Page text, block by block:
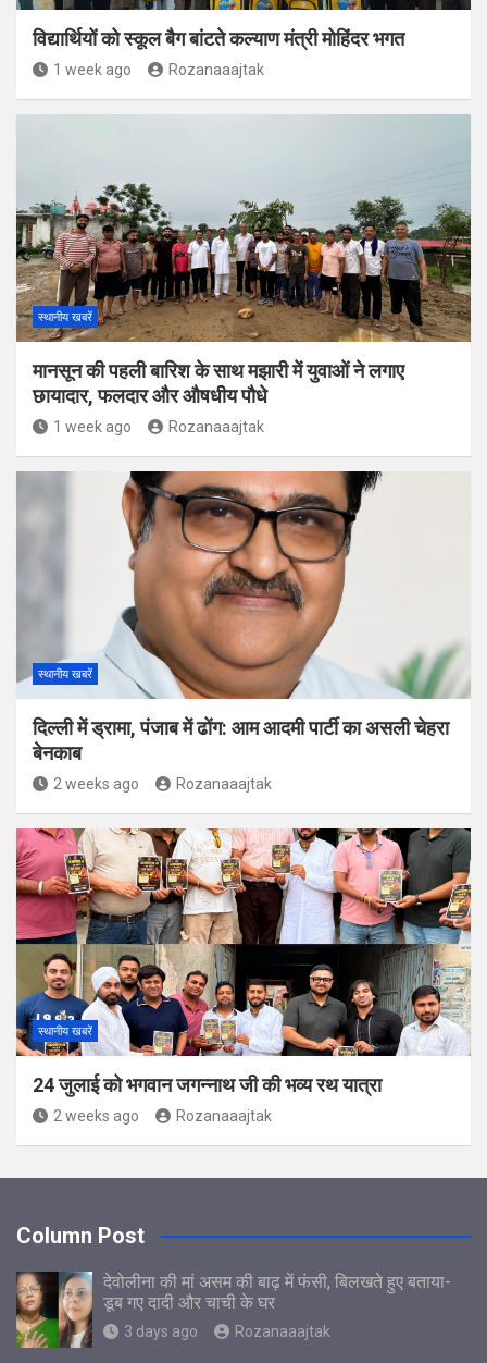
विद्यार्थियों को स्कूल बैग बांटते कल्याण मंत्री मोहिंदर भगत
1 week ago Rozanaaajtak
स्थानीय खबरें
मानसून की पहली बारिश के साथ मझारी में युवाओं ने लगाए
छायादार, फलदार और औषधीय पौधे
1 week ago Rozanaaajtak
स्थानीय खबरें
दिल्ली में ड्रामा, पंजाब में ढोंग: आम आदमी पार्टी का असली चेहरा
बेनकाब
2 weeks ago Rozanaaajtak
स्थानीय खबरें
24 जुलाई को भगवान जगन्नाथ जी की भव्य रथ यात्रा
2 weeks ago Rozanaaajtak
Column Post
देवोलीना की मां असम की बाढ़ में फंसी, बिलखते हुए बताया-
डूब गए दादी और चाची के घर
3 days ago Rozanaaajtak